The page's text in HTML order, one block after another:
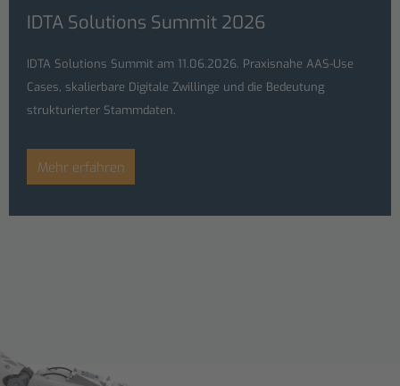
IDTA Solutions Summit 2026
IDTA Solutions Summit am 11.06.2026. Praxisnahe AAS-Use
Cases, skalierbare Digitale Zwillinge und die Bedeutung
strukturierter Stammdaten.
Mehr erfahren